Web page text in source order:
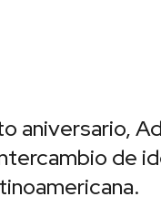
aniversario,
de